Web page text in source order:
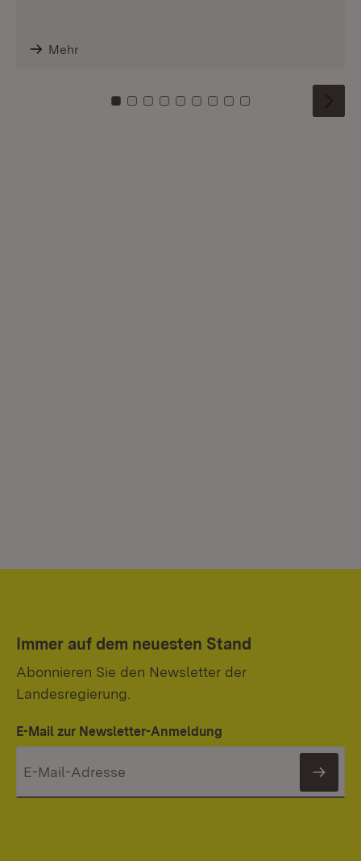
Mehr
Zu Kachel: 0
Zu Kachel: 1
Zu Kachel: 2
Zu Kachel: 3
Zu Kachel: 4
Zu Kachel: 5
Zu Kachel: 6
Zu Kachel: 7
Zu Kachel: 8
Immer auf dem neuesten Stand
Abonnieren Sie den Newsletter der
Landesregierung.
E-Mail zur Newsletter-Anmeldung